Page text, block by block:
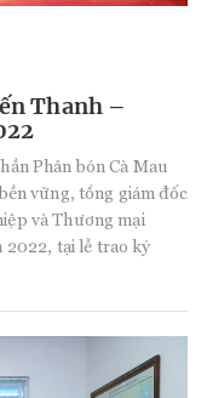
Thanh –
Phân bón Cà Mau
vững, tổng giám đốc
và Thương mại
2022, tại lễ trao kỷ